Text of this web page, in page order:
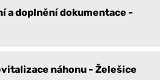
a doplnění dokumentace -
náhonu - Želešice